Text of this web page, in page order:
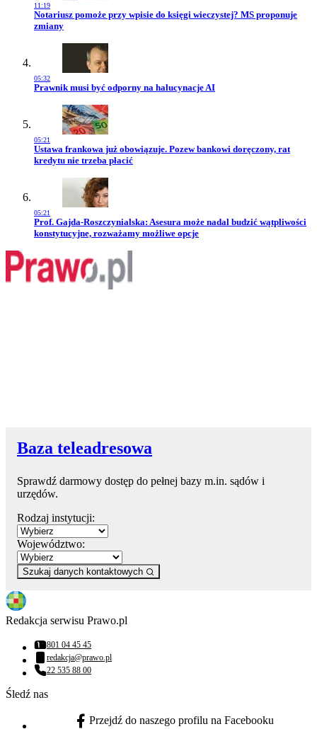
11:19
Przejdź do artykułu:
Notariusz pomoże przy wpisie do księgi wieczystej? MS proponuje
zmiany
05:32
Przejdź do artykułu:
Prawnik musi być odporny na halucynacje AI
05:21
Przejdź do artykułu:
Ustawa frankowa już obowiązuje. Pozew bankowi doręczony, rat
kredytu nie trzeba płacić
05:21
Przejdź do artykułu:
Prof. Gajda-Roszczynialska: Asesura może nadal budzić wątpliwości
konstytucyjne, rozważamy możliwe opcje
Baza teleadresowa
Sprawdź darmowy dostęp do pełnej bazy m.in. sądów i
urzędów.
Rodzaj instytucji:
Województwo:
Szukaj danych kontaktowych
Redakcja serwisu Prawo.pl
Numer telefonu:
801 04 45 45
Adres email:
redakcja@prawo.pl
Numer telefonu:
22 535 88 00
Śledź nas
facebook - otwiera się w nowej karcie
Przejdź do naszego profilu na Facebooku